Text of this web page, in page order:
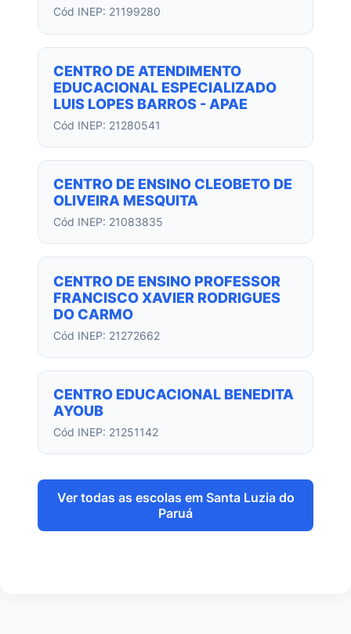
Cód INEP: 21199280
CENTRO DE ATENDIMENTO
EDUCACIONAL ESPECIALIZADO
LUIS LOPES BARROS - APAE
Cód INEP: 21280541
CENTRO DE ENSINO CLEOBETO DE
OLIVEIRA MESQUITA
Cód INEP: 21083835
CENTRO DE ENSINO PROFESSOR
FRANCISCO XAVIER RODRIGUES
DO CARMO
Cód INEP: 21272662
CENTRO EDUCACIONAL BENEDITA
AYOUB
Cód INEP: 21251142
Ver todas as escolas em Santa Luzia do
Paruá